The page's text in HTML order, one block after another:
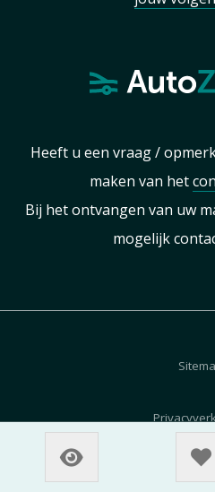
Heeft u een vraag /
maken van het
Bij het ontvangen van uw
mogelijk